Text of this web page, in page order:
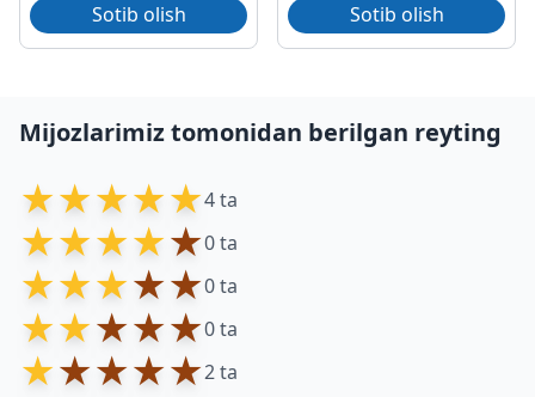
Sotib olish Sotib olish
Mijozlarimiz tomonidan berilgan reyting
★★★★★4 ta
★★★★★0 ta
★★★★★0 ta
★★★★★0 ta
★★★★★2 ta